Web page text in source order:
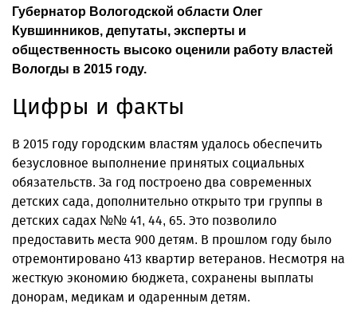
Губернатор Вологодской области Олег
Кувшинников, депутаты, эксперты и
общественность высоко оценили работу властей
Вологды в 2015 году.
Цифры и факты
В 2015 году городским властям удалось обеспечить
безусловное выполнение принятых социальных
обязательств. За год построено два современных
детских сада, дополнительно открыто три группы в
детских садах №№ 41, 44, 65. Это позволило
предоставить места 900 детям. В прошлом году было
отремонтировано 413 квартир ветеранов. Несмотря на
жесткую экономию бюджета, сохранены выплаты
донорам, медикам и одаренным детям.